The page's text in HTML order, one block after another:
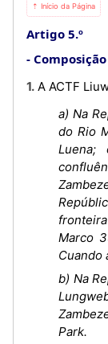
⇡ Início da Página
Artigo 5.º
1. A ACTF
a) Na
do Rio
Marco
Cuando
b) Na
Park.